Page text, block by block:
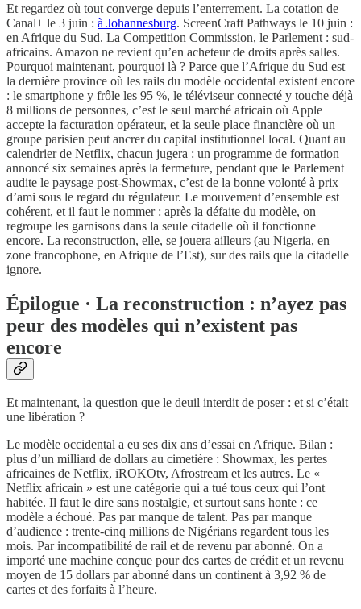
Et regardez où tout converge depuis l’enterrement. La cotation de
Canal+ le 3 juin : à Johannesburg. ScreenCraft Pathways le 10 juin :
en Afrique du Sud. La Competition Commission, le Parlement : sud-
africains. Amazon ne revient qu’en acheteur de droits après salles.
Pourquoi maintenant, pourquoi là ? Parce que l’Afrique du Sud est
la dernière province où les rails du modèle occidental existent encore
: le smartphone y frôle les 95 %, le téléviseur connecté y touche déjà
8 millions de personnes, c’est le seul marché africain où Apple
accepte la facturation opérateur, et la seule place financière où un
groupe parisien peut ancrer du capital institutionnel local. Quant au
calendrier de Netflix, chacun jugera : un programme de formation
annoncé six semaines après la fermeture, pendant que le Parlement
audite le paysage post-Showmax, c’est de la bonne volonté à prix
d’ami sous le regard du régulateur. Le mouvement d’ensemble est
cohérent, et il faut le nommer : après la défaite du modèle, on
regroupe les garnisons dans la seule citadelle où il fonctionne
encore. La reconstruction, elle, se jouera ailleurs (au Nigeria, en
zone francophone, en Afrique de l’Est), sur des rails que la citadelle
ignore.
Épilogue · La reconstruction : n’ayez pas
peur des modèles qui n’existent pas
encore
Et maintenant, la question que le deuil interdit de poser : et si c’était
une libération ?
Le modèle occidental a eu ses dix ans d’essai en Afrique. Bilan :
plus d’un milliard de dollars au cimetière : Showmax, les pertes
africaines de Netflix, iROKOtv, Afrostream et les autres. Le «
Netflix africain » est une catégorie qui a tué tous ceux qui l’ont
habitée. Il faut le dire sans nostalgie, et surtout sans honte : ce
modèle a échoué. Pas par manque de talent. Pas par manque
d’audience : trente-cinq millions de Nigérians regardent tous les
mois. Par incompatibilité de rail et de revenu par abonné. On a
importé une machine conçue pour des cartes de crédit et un revenu
moyen de 15 dollars par abonné dans un continent à 3,92 % de
cartes et des forfaits à l’heure.